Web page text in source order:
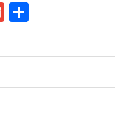
G
ail ar